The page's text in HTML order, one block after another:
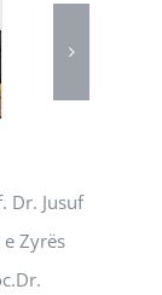
Dr. Jusuf
Zyrës